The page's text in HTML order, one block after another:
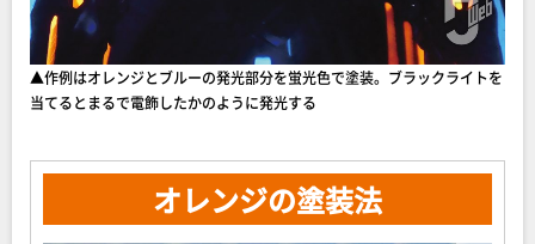
▲作例はオレンジとブルーの発光部分を蛍光色で塗装。ブラックライトを
当てるとまるで電飾したかのように発光する
オレンジの塗装法